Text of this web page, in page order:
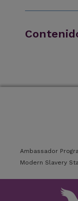
Ambassador
Modern Slavery